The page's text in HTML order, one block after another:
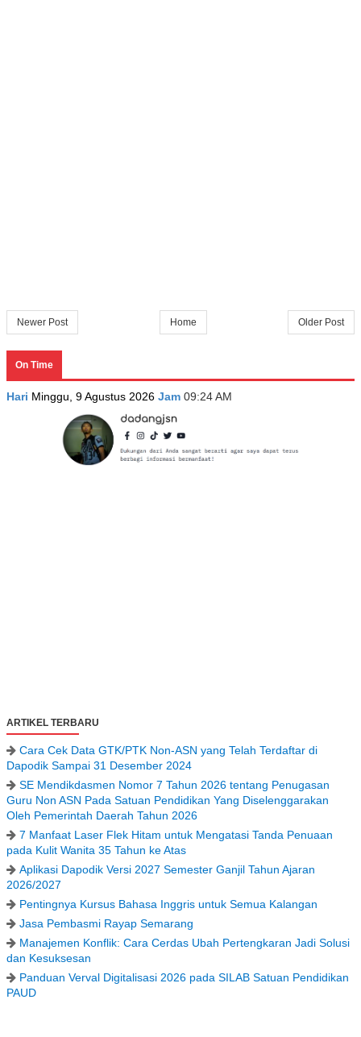
Newer Post Older Post
Home
On Time
Hari Minggu, 9 Agustus 2026 Jam 09:24 AM
ARTIKEL TERBARU
Cara Cek Data GTK/PTK Non-ASN yang Telah Terdaftar di
Dapodik Sampai 31 Desember 2024
SE Mendikdasmen Nomor 7 Tahun 2026 tentang Penugasan
Guru Non ASN Pada Satuan Pendidikan Yang Diselenggarakan
Oleh Pemerintah Daerah Tahun 2026
7 Manfaat Laser Flek Hitam untuk Mengatasi Tanda Penuaan
pada Kulit Wanita 35 Tahun ke Atas
Aplikasi Dapodik Versi 2027 Semester Ganjil Tahun Ajaran
2026/2027
Pentingnya Kursus Bahasa Inggris untuk Semua Kalangan
Jasa Pembasmi Rayap Semarang
Manajemen Konflik: Cara Cerdas Ubah Pertengkaran Jadi Solusi
dan Kesuksesan
Panduan Verval Digitalisasi 2026 pada SILAB Satuan Pendidikan
PAUD